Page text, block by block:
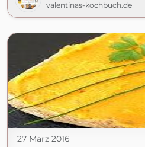
valentinas-kochbuch.de
27 März 2016